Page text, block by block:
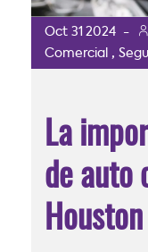
Oct 31 2024 -
Comercial
,
La
de auto
Houston